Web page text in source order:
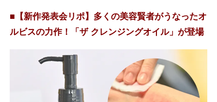
■【新作発表会リポ】多くの美容賢者がうなったオ
ルビスの力作！「ザ クレンジングオイル」が登場